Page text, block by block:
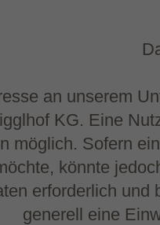
an unserem
KG. Eine
möglich. Sofern
könnte
erforderlich
generell eine